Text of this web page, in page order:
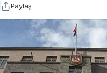
Paylaş